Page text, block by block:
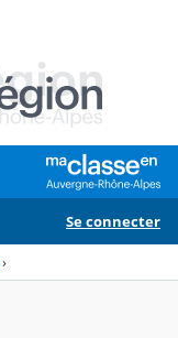
Se connecter
›